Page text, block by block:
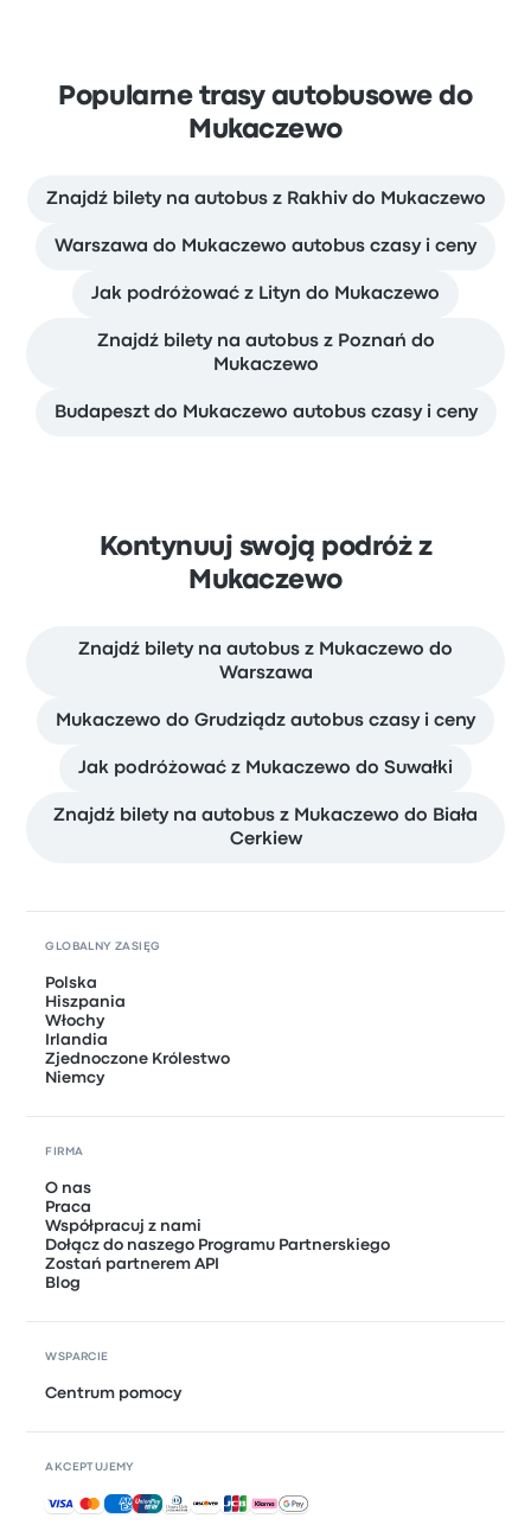
Popularne trasy autobusowe do
Mukaczewo
Znajdź bilety na autobus z Rakhiv do Mukaczewo
Warszawa do Mukaczewo autobus czasy i ceny
Jak podróżować z Lityn do Mukaczewo
Znajdź bilety na autobus z Poznań do
Mukaczewo
Budapeszt do Mukaczewo autobus czasy i ceny
Kontynuuj swoją podróż z
Mukaczewo
Znajdź bilety na autobus z Mukaczewo do
Warszawa
Mukaczewo do Grudziądz autobus czasy i ceny
Jak podróżować z Mukaczewo do Suwałki
Znajdź bilety na autobus z Mukaczewo do Biała
Cerkiew
GLOBALNY ZASIĘG
Polska
Hiszpania
Włochy
Irlandia
Zjednoczone Królestwo
Niemcy
FIRMA
O nas
Praca
Współpracuj z nami
Dołącz do naszego Programu Partnerskiego
Zostań partnerem API
Blog
WSPARCIE
Centrum pomocy
AKCEPTUJEMY
Akceptowane płatności